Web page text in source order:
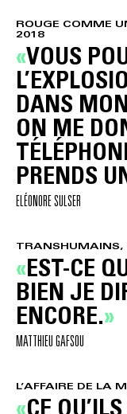
ROUGE COMME
2018
VOUS
DANS
ON ME
PRENDS
ELÉONORE SULSER
TRANSHUMAINS,
EST-CE
BIEN JE
ENCORE.
MATTHIEU GAFSOU
L’AFFAIRE DE LA
CE